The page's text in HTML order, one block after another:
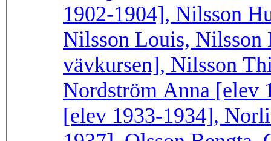
1902-1904], Nilsson
Nilsson Louis, Nilsson
vävkursen], Nilsson
Nordström Anna [elev
[elev 1933-1934],